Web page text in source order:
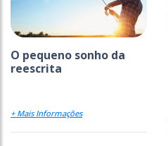
O pequeno sonho da
reescrita
+ Mais Informações